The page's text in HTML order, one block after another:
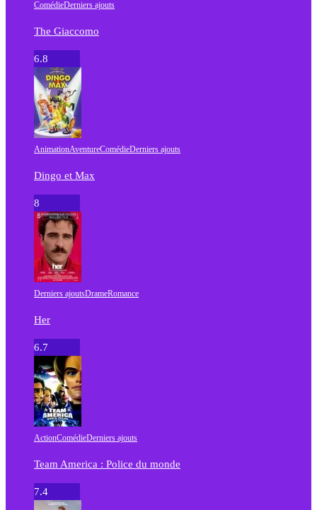
ComédieDerniers ajouts
The Giaccomo
6.8
AnimationAventureComédieDerniers ajouts
Dingo et Max
8
Derniers ajoutsDrameRomance
Her
6.7
ActionComédieDerniers ajouts
Team America : Police du monde
7.4